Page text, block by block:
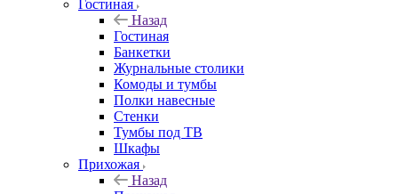
Гостиная
Назад
Гостиная
Банкетки
Журнальные столики
Комоды и тумбы
Полки навесные
Стенки
Тумбы под ТВ
Шкафы
Прихожая
Назад